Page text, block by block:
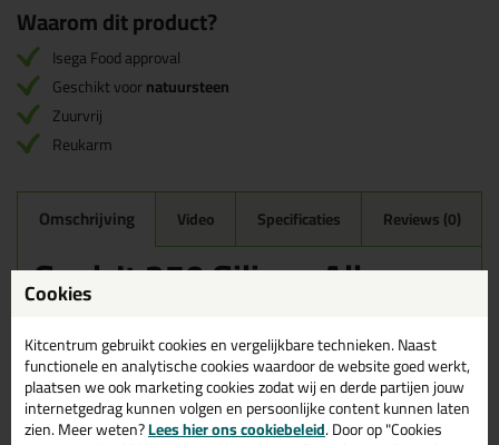
Waarom dit product?
Isega Food approval
Geschikt voornatuursteen
Zuurvrij
Reukarm
Omschrijving Video Specificaties Reviews (0)
Seal-It 250 Silicon All
400ml in Zilvergrijs
Zoek je kit in een specifieke kleur? Gevonden! Deze sanitairkit
Seal-It 250 Silicon All 400ml in de kleur Zilvergrijs is te gebruiken
voor verschillende toepassingen. Een duurzame en veelzijdige kit
welke makkelijk te verwerken is. Perfect als je een bijpassende
kleur zoekt met gegarandeerd een topresultaat. Bestel de Seal-It
250 Silicon All 400ml in kleur Zilvergrijs vandaag nog! Op voorraad
Cookies
Kitcentrum gebruikt cookies en vergelijkbare technieken. Naast
functionele en analytische cookies waardoor de website goed werkt,
plaatsen we ook marketing cookies zodat wij en derde partijen jouw
internetgedrag kunnen volgen en persoonlijke content kunnen laten
zien. Meer weten?Lees hier ons cookiebeleid. Door op "Cookies